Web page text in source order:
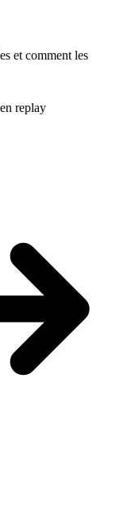
et comment les
replay